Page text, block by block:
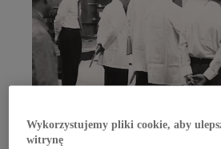
Jakość oznacza bycie
Wykorzystujemy pliki cookie, aby
witrynę